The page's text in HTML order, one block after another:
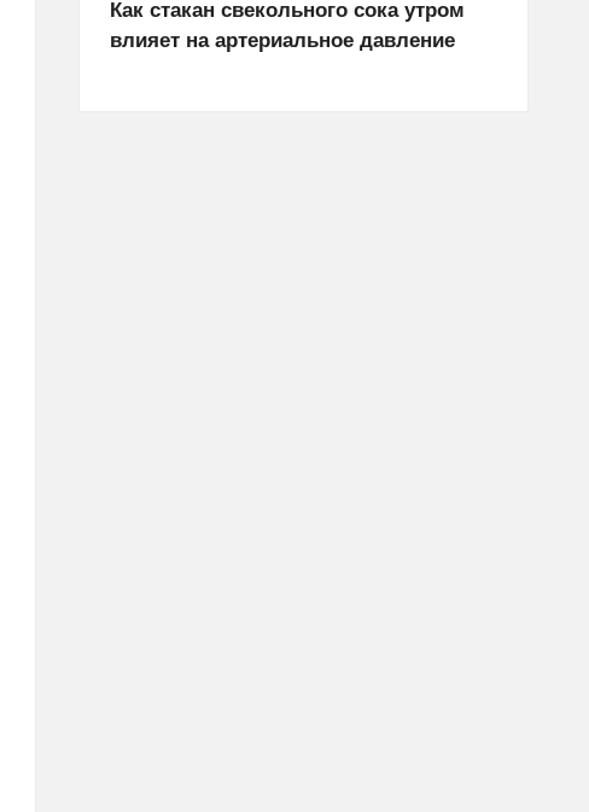
Как стакан свекольного сока утром
влияет на артериальное давление